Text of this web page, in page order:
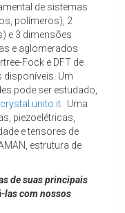
de sistemas
polímeros), 2
e 3 dimensões
e aglomerados
Fock e DFT de
Um
pode ser estudado,
. Uma
piezoelétricas,
e tensores de
estrutura de
de suas principais
las com nossos